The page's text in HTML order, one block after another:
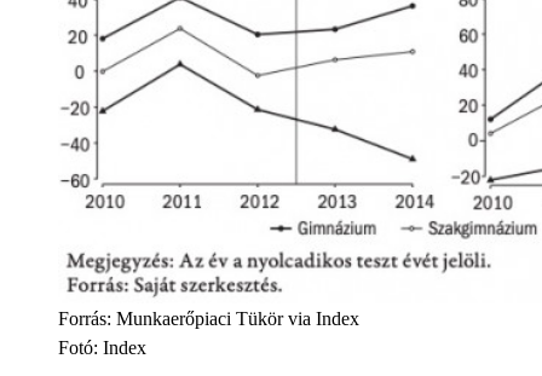
Forrás: Munkaerőpiaci Tükör via Index
Fotó: Index